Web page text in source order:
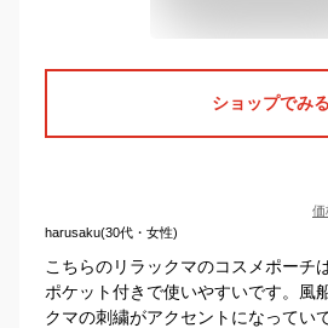
ショップでみる
価
harusaku(30代・女性)
こちらのリラックマのコスメポーチ
ポケット付きで使いやすいです。風
クマの刺繍がアクセントになってい